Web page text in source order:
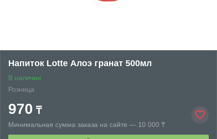
Напиток Lotte Алоэ гранат 500мл
В наличии
Розница
970 ₸
Минимальная сумма заказа на сайте — 10 000 ₸